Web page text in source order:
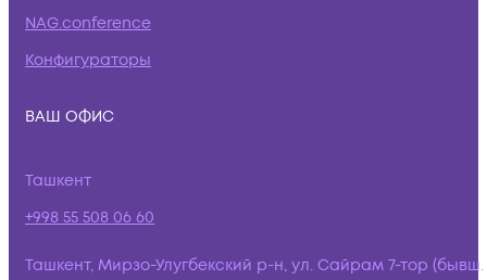
NAG.conference
Конфигураторы
ВАШ ОФИС
Ташкент
+998 55 508 06 60
Ташкент, Мирзо-Улугбекский р-н, ул. Сайрам 7-тор (бывш.